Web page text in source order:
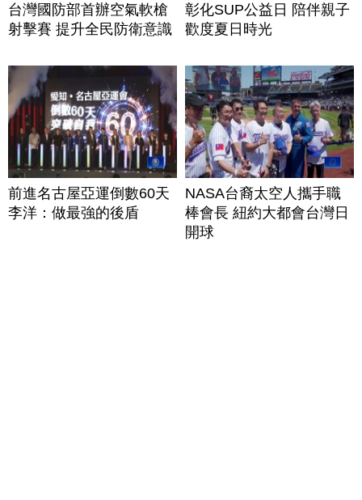
台灣國防部首辦空氣軟槍
射擊賽 提升全民防衛意識
彰化SUP公益日 陪伴親子
歡度夏日時光
前進名古屋亞運倒數60天
李洋：做最強的後盾
NASA台裔太空人攜手職
棒會長 紐約大都會台灣日
開球